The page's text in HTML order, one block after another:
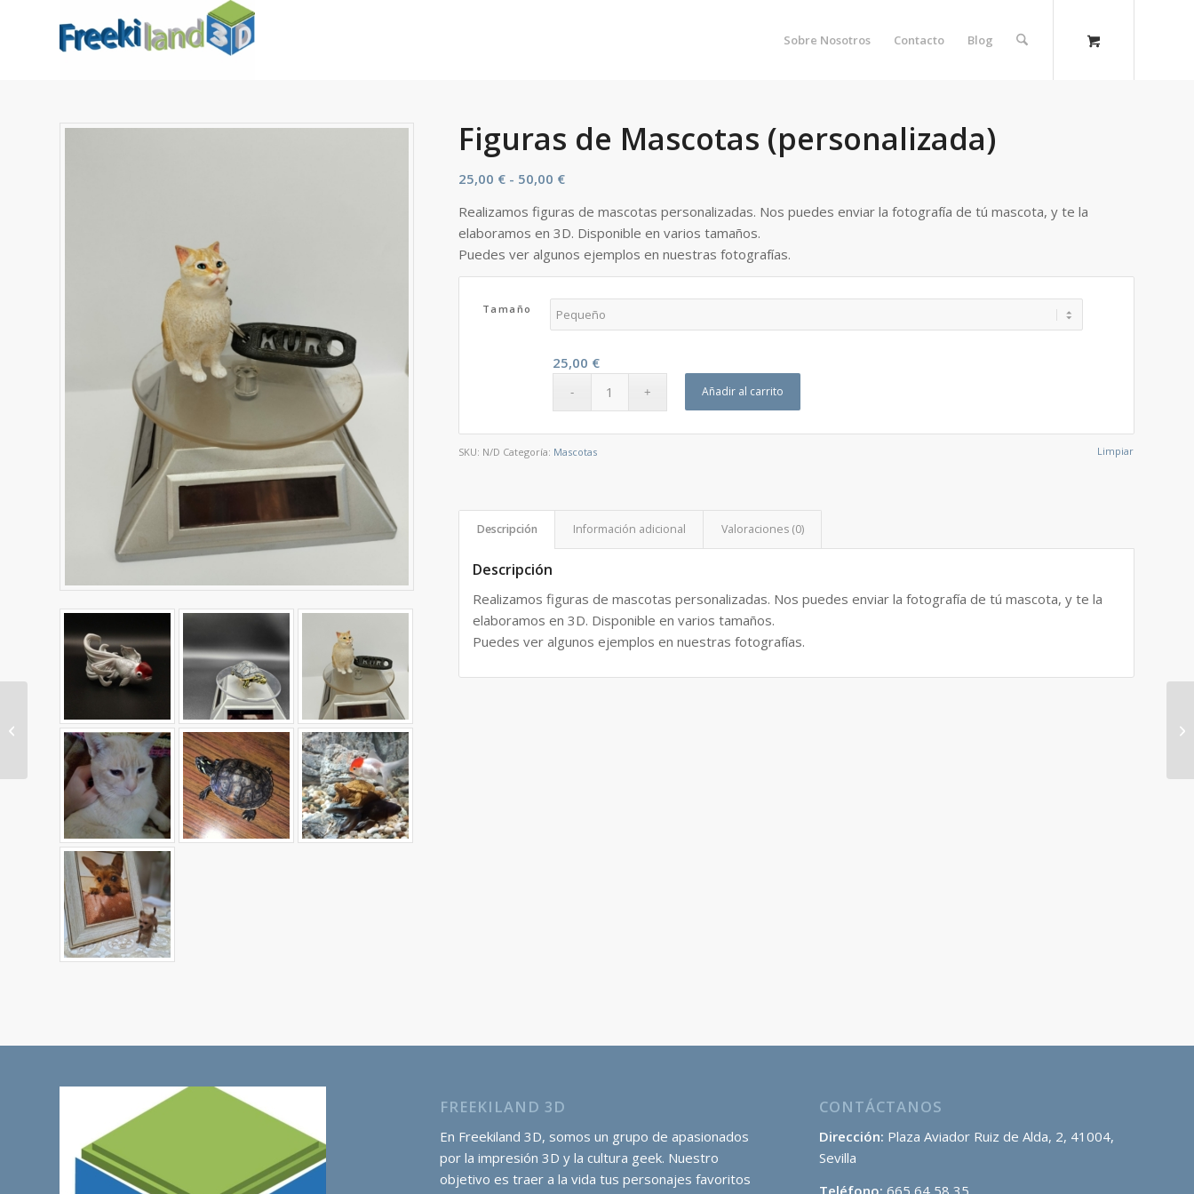
Sobre Nosotros Contacto Blog
Figuras de Mascotas (personalizada)
25,00 € - 50,00 €Rango
precios:
desde
25,00 €
Realizamos figuras de mascotas personalizadas. Nos puedes enviar la fotografía de tú mascota, y te la
elaboramos en 3D. Disponible en varios tamaños.
Puedes ver algunos ejemplos en nuestras fotografías.
Tamaño
Limpiar
25,00 €
Añadir al carrito
SKU: N/D Categoría: Mascotas
Descripción Información adicional Valoraciones (0)
Descripción
Realizamos figuras de mascotas personalizadas. Nos puedes enviar la fotografía de tú mascota, y te la
elaboramos en 3D. Disponible en varios tamaños.
Puedes ver algunos ejemplos en nuestras fotografías.
FREEKILAND 3D
En Freekiland 3D, somos un grupo de apasionados
por la impresión 3D y la cultura geek. Nuestro
objetivo es traer a la vida tus personajes favoritos
CONTÁCTANOS
Dirección: Plaza Aviador Ruiz de Alda, 2, 41004,
Sevilla
Pendientes de
conchas marinas